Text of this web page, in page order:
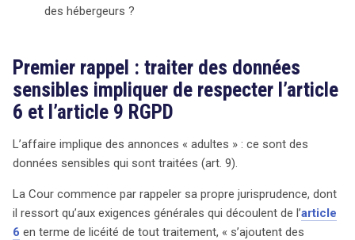
des hébergeurs ?
Premier rappel : traiter des données
sensibles impliquer de respecter l’article
6 et l’article 9 RGPD
L’affaire implique des annonces « adultes » : ce sont des
données sensibles qui sont traitées (art. 9).
La Cour commence par rappeler sa propre jurisprudence, dont
il ressort qu’aux exigences générales qui découlent de l’article
6 en terme de licéité de tout traitement, « s’ajoutent des